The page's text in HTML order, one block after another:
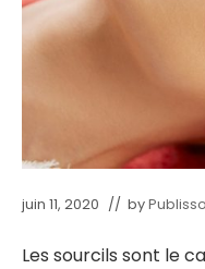
juin 11, 2020 // by
Les sourcils sont le